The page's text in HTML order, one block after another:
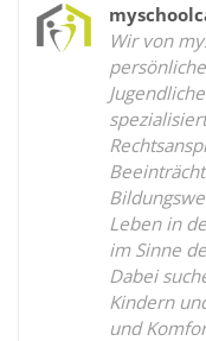
Wir von
Leben in
im Sinne
Dabei
Kindern
und